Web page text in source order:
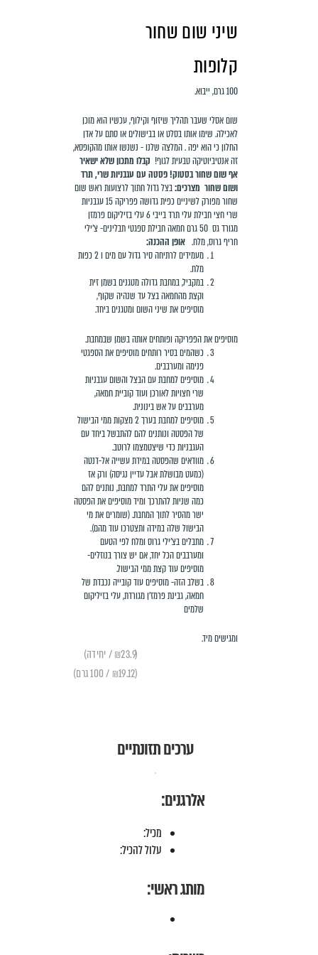
שיני שום שחור
קלופות
100 גרם, ייבוא.
שום אסלי שעבר תהליך שיזוף וקילוף, עכשיו הוא מוכן
לאכילה. שימו אותו בסלט או בבישולים או סתם על אדן
החלון כי הוא יפה . המלצה שלנו - נשנשו אותו מהקופסא,
זה אנטיביוטיקה טבעית לגוף! קבלו מתכון שלא ישאיר
אף שום שחור בסטוק!פסטה עם עגבניות שרי, תרד
ושום שחור מצרכים:בצל גדול חתוך לרצועות ראש שום
שחור מפורק לשינייםכפית גדושה פפריקה
15 עגבניות
שריחצי חבילת עלי תרד בייבי6 עלי בזיליקום
פרמזן
מגורד גס 50 גרם חמאה חבילת ספגטיתבלינים- צ׳ילי
חריף גרוס, מלח. אופן ההכנה:
מעמידים לרתיחה סיר גדול עם מים ו 2 כפות
מלח.
במקביל, במחבת גדולה מטגנים בשמן זית
וקצת מהחמאה בצל עד שנהיה שקוף,
מוסיפים את שיני השום ומטגנים ביחד.
מוסיפים את הפפריקה ופותחים אותה בשמן שבמחבת.
כשהמים בסיר רותחים מוסיפים את הספגטי
פנימה ומערבבים.
מוסיפים למחבת עם הבצל והשום עגבניות
שרי חצויות לאורכן ועוד קוביית חמאה,
מערבבים על אש בינונית.
מוסיפים למחבת בערך 2 מצקות ממי הבישול
של הפסטה ונותנים להם להתבשל ביחד עם
העגבניות כדי שיצטמצמו לרוטב.
מוודאים שהפסטה במידת עשייה אל-דנטה
(כמעט מבושלת אבל עדיין נגיסה) ורק אז
מוסיפים את עלי התרד למחבת, נותנים להם
כמה שניות להתרכך ומיד מוסיפים את הפסטה
ישר מהסיר לתוך המחבת. (שומרים את מי
הבישול שלה במידה ותצטרכו עוד מהם).
מתבלים בצ׳ילי גרוס ומלח לפי הטעם
ומערבבים הכל יחד, אם יש צורך בנוזלים-
מוסיפים עוד קצת ממי הבישול.
בשלב הזה- מוסיפים עוד קובייה נכבדת של
חמאה, גבינת פרמז׳ן מגורדת, עלי בזיליקום
שלמים
ומגישים מיד.
(₪23.9 / יחידה)
(₪19.12 / 100 גרם)
ערכים תזונתיים
אלרגנים:
מכיל:
עלול להכיל:
מותג ראשי: